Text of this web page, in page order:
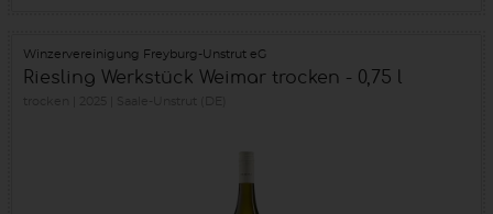
Winzervereinigung Freyburg-Unstrut eG
Riesling Werkstück Weimar trocken - 0,75 l